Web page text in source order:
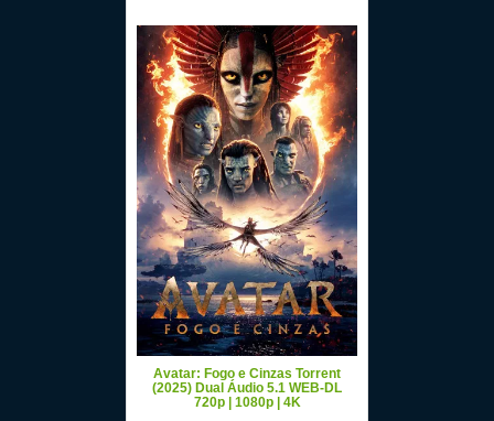
Avatar: Fogo e Cinzas Torrent
(2025) Dual Áudio 5.1 WEB-DL
720p | 1080p | 4K